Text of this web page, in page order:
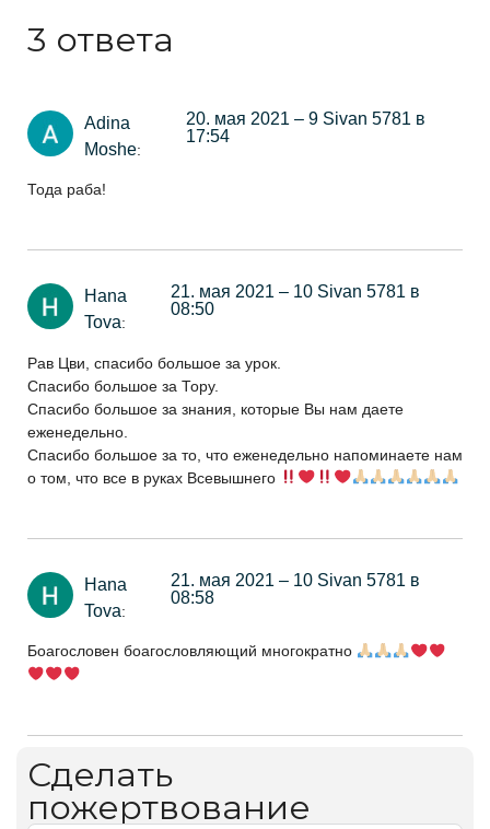
3 ответа
Adina
Moshe:
20. мая 2021 – 9 Sivan 5781 в
17:54
Тода раба!
Hana
Tova:
21. мая 2021 – 10 Sivan 5781 в
08:50
Рав Цви, спасибо большое за урок.
Спасибо большое за Тору.
Спасибо большое за знания, которые Вы нам даете
еженедельно.
Спасибо большое за то, что еженедельно напоминаете нам
о том, что все в руках Всевышнего
Hana
Tova:
21. мая 2021 – 10 Sivan 5781 в
08:58
Боагословен боагословляющий многократно
Сделать
пожертвование